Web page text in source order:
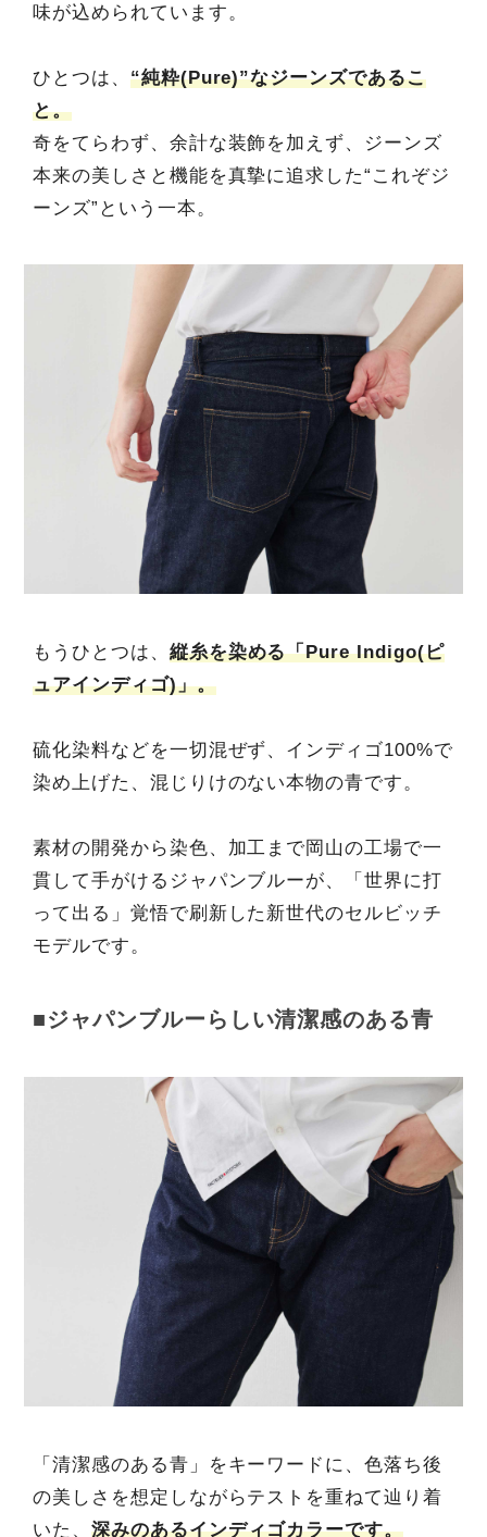
味が込められています。
ひとつは、 “純粋(Pure)”なジーンズであるこ
と。
奇をてらわず、余計な装飾を加えず、ジーンズ
本来の美しさと機能を真摯に追求した“これぞジ
ーンズ”という一本。
もうひとつは、 縦糸を染める「Pure Indigo(ピ
ュアインディゴ)」。
硫化染料などを一切混ぜず、インディゴ100%で
染め上げた、混じりけのない本物の青です。
素材の開発から染色、加工まで岡山の工場で一
貫して手がけるジャパンブルーが、「世界に打
って出る」覚悟で刷新した新世代のセルビッチ
モデルです。
■ジャパンブルーらしい清潔感のある青
「清潔感のある青」をキーワードに、色落ち後
の美しさを想定しながらテストを重ねて辿り着
いた、 深みのあるインディゴカラーです。